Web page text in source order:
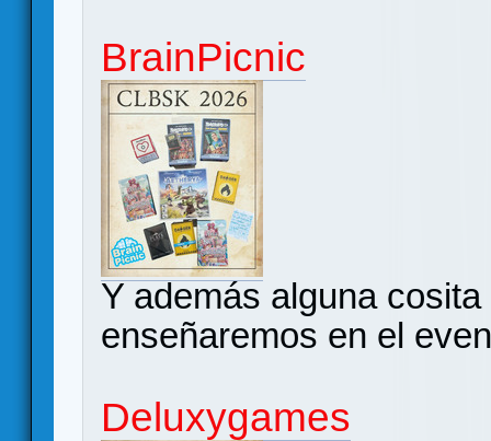
BrainPicnic
Y además alguna
enseñaremos en el
Deluxygames